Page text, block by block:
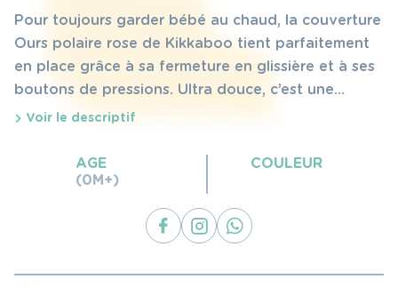
Pour toujours garder bébé au chaud, la couverture
Ours polaire rose de Kikkaboo tient parfaitement
en place grâce à sa fermeture en glissière et à ses
boutons de pressions. Ultra douce, c’est une
enveloppe de bébé douillette.
Voir le descriptif
AGE
(0M+)
COULEUR